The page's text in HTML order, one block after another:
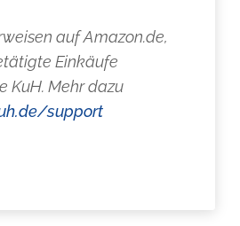
auf Amazon.de,
Einkäufe
KuH. Mehr dazu
support